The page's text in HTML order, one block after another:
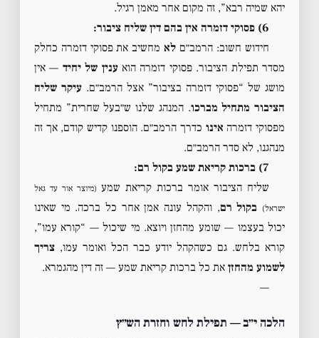
יהא שמיה רבא”, זה מקום אחר מאמן רגיל.
6) פסוקי דזמרה אין בהם דין שליח ציבור:
חידוש חשוב: הרמב״ם לאמחשיב את פסוקי דזמרה כחלק
מסדר תפילת הציבור. פסוקי דזמרה הואענין של יחיד — אין
מושג של “פסוקי דזמרה בציבור” אצל הרמב״ם. עיקר שליח
הציבור מתחיל מברכו. המנהג שלנו ש״בעל שחרית” מתחיל
מפסוקי דזמרה אינו כדרך הרמב״ם. הוספנו קדיש קודם, אך זה
מנהגנו, לא סדר הרמב״ם.
7) ברכות קריאת שמע בקול רם:
שליח הציבור אומר ברכות קריאת שמע (מיוצר אור עד גאל
ישראל) בקול רם, והקהל עונה אמן אחר כל ברכה. מי שאינו
יכול בעצמו — שומע מהחזן ויוצא. מי שיכול — “קורא עמו”,
קורא בלחש. גם כשהקהל יודע כבר הכל ואומר עמו, צריך
לשמוע מהחזן את כל ברכות קריאת שמע — זה דין מהגמרא.
—
הלכה י״ב — תפילת לחש וחזרת הש״ץ